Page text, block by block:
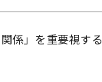
係」を重要視する